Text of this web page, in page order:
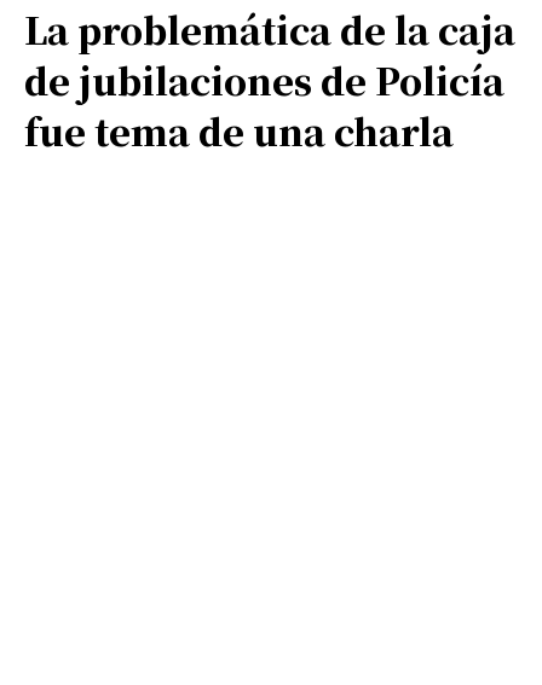
La problemática de la caja
de jubilaciones de Policía
fue tema de una charla